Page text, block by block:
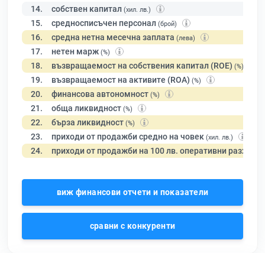
14. собствен капитал (хил. лв.)
15. средносписъчен персонал (брой)
16. средна нетна месечна заплата (лева)
17. нетен марж (%)
18. възвращаемост на собствения капитал (ROE) (%)
19. възвращаемост на активите (ROA) (%)
20. финансова автономност (%)
21. обща ликвидност (%)
22. бърза ликвидност (%)
23. приходи от продажби средно на човек (хил. лв.)
24. приходи от продажби на 100 лв. оперативни разходи
виж финансови отчети и показатели
сравни с конкуренти